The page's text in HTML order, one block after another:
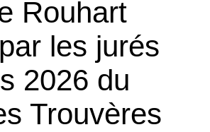
de la Ville du Touquet -
Écris du Nord et avec la
– Fondation Émile Blémont
TROUVÈRES 2027-2028
de la Ville du Touquet en
(suite)
Rouhart
les jurés
2026 du
Trouvères